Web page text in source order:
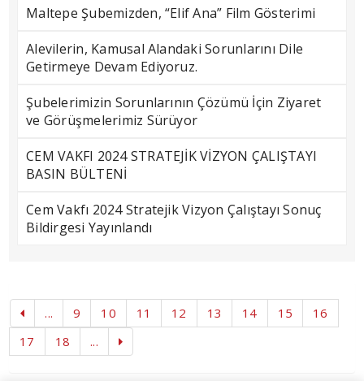
Maltepe Şubemizden, “Elif Ana” Film Gösterimi
Alevilerin, Kamusal Alandaki Sorunlarını Dile
Getirmeye Devam Ediyoruz.
Şubelerimizin Sorunlarının Çözümü İçin Ziyaret
ve Görüşmelerimiz Sürüyor
CEM VAKFI 2024 STRATEJİK VİZYON ÇALIŞTAYI
BASIN BÜLTENİ
Cem Vakfı 2024 Stratejik Vizyon Çalıştayı Sonuç
Bildirgesi Yayınlandı
... 9 10 11 12 13 14 15
16
17
18 ...